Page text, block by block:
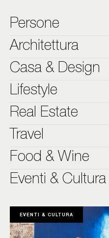
Persone
Architettura
Casa & Design
Lifestyle
Real Estate
Travel
Food & Wine
Eventi & Cultura
EVENTI & CULTURA